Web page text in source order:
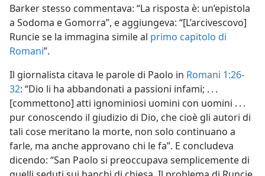
Barker stesso commentava: “La risposta è: un’epistola
a Sodoma e Gomorra”, e aggiungeva: “[L’arcivescovo]
Runcie se la immagina simile al primo capitolo di
Romani”.
Il giornalista citava le parole di Paolo in Romani 1:26-
32: “Dio li ha abbandonati a passioni infami; . . .
[commettono] atti ignominiosi uomini con uomini . . .
pur conoscendo il giudizio di Dio, che cioè gli autori di
tali cose meritano la morte, non solo continuano a
farle, ma anche approvano chi le fa”. E concludeva
dicendo: “San Paolo si preoccupava semplicemente di